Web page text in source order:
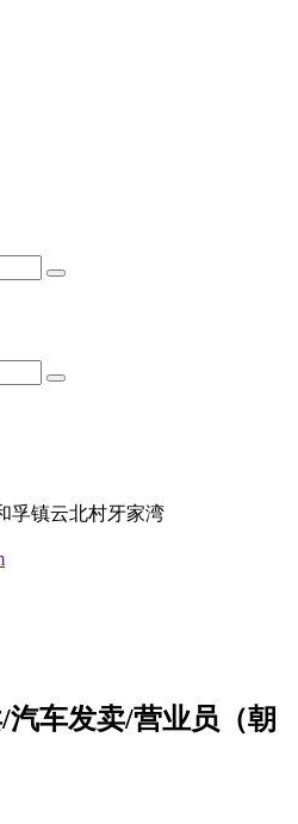
孚镇云北村牙家湾
车发卖/营业员（朝